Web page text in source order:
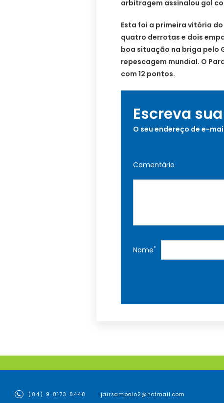
arbitragem assinalou gol
Esta foi a primeira vitória
quatro derrotas e dois
boa situação na briga pelo
repescagem mundial. O
com 12 pontos.
Escreva
O seu endereço de e-
Comentário
Nome*
(84) 9 8173 8448 jairsampaio2@hotmail.com